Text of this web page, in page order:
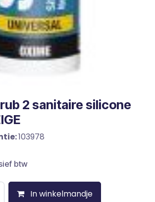
2 sanitaire silicone
103978
btw
In winkelmandje